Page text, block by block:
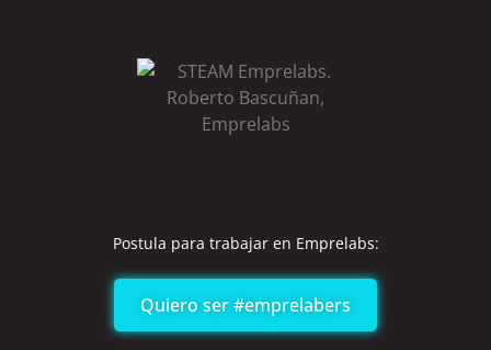
Postula para trabajar en Emprelabs:
Quiero ser #emprelabers